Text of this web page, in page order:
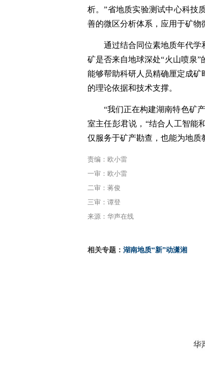
析。”省地质实验测试中心科技
善的微区分析体系，应用于矿物
通过结合同位素地质年代
矿是否来自地球深处“火山喷泉
能够帮助科研人员精确厘定成
的理论依据和技术支撑。
“我们正在构建湖南特色矿
室主任彭君说，“结合人工智能
仅服务于矿产勘查，也能为地
责编：欧小雷
一审：欧小雷
二审：蒋俊
三审：谭登
来源：华声在线
相关专题： 湖南地质“新”动潇湘